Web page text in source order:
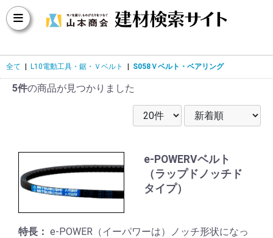
全て | L10電動工具・鋸・Ｖベルト | S058Ｖベルト・ベアリング
5件の商品が見つかりました
e-POWERVベルト
（ラップドノッチド
タイプ）
特長： e-POWER（イーパワーは）ノッチ形状になっ